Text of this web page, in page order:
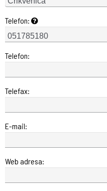
Telefon:
Telefon:
Telefax:
E-mail:
Web adresa: